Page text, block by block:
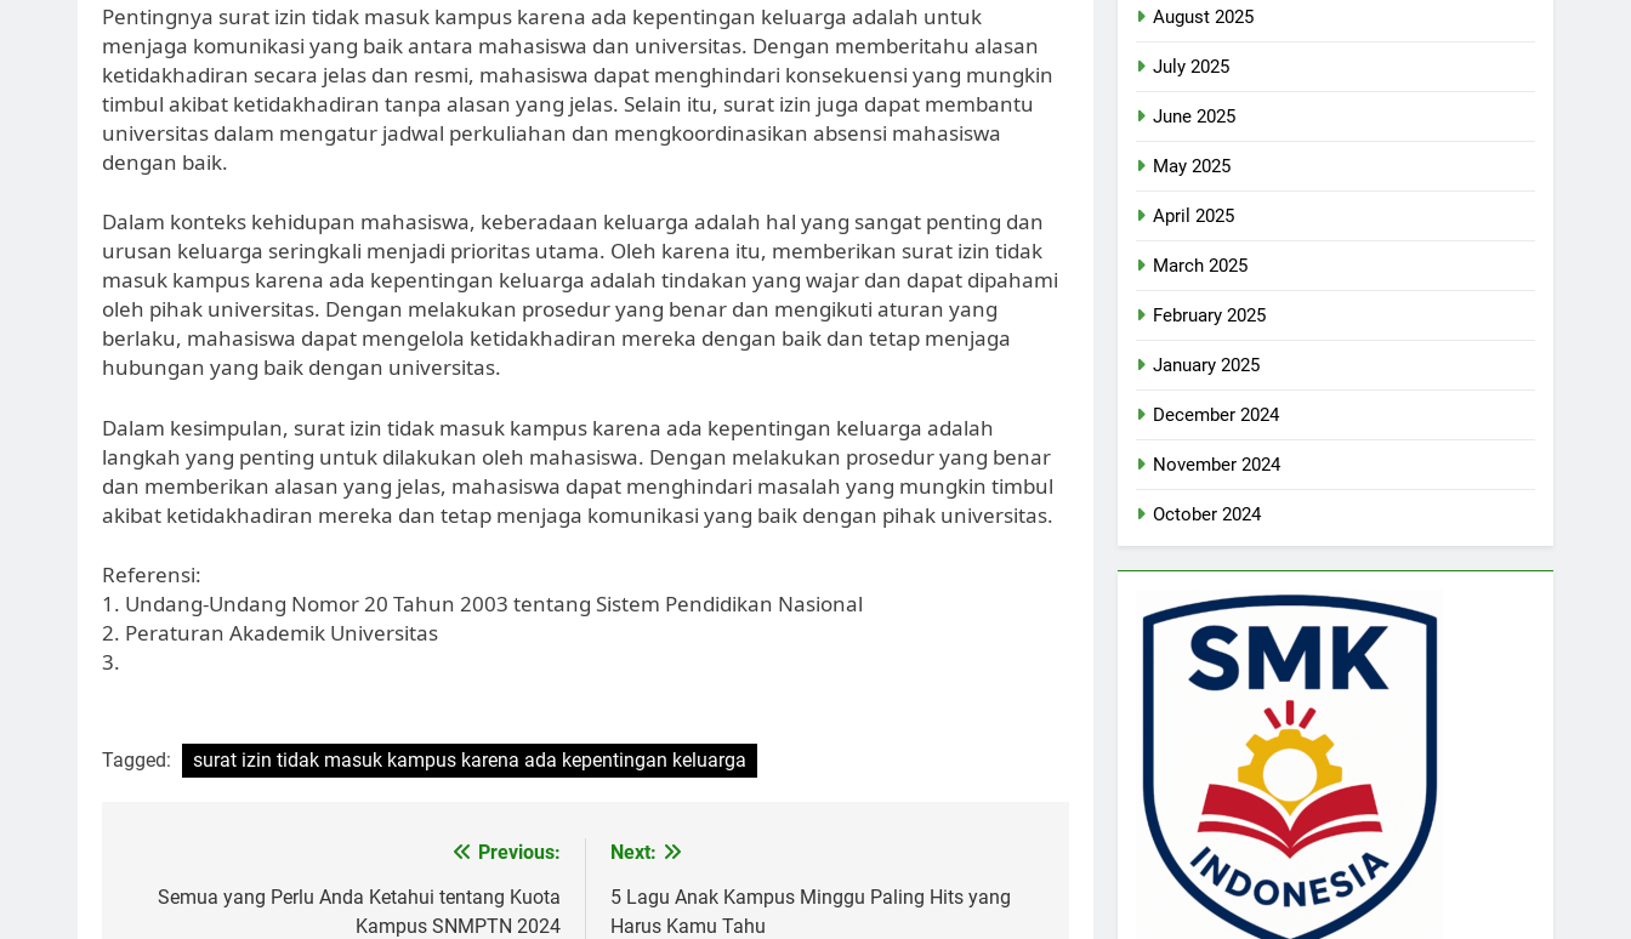
Pentingnya surat izin tidak masuk kampus karena ada kepentingan keluarga adalah untuk
menjaga komunikasi yang baik antara mahasiswa dan universitas. Dengan memberitahu alasan
ketidakhadiran secara jelas dan resmi, mahasiswa dapat menghindari konsekuensi yang mungkin
timbul akibat ketidakhadiran tanpa alasan yang jelas. Selain itu, surat izin juga dapat membantu
universitas dalam mengatur jadwal perkuliahan dan mengkoordinasikan absensi mahasiswa
dengan baik.
Dalam konteks kehidupan mahasiswa, keberadaan keluarga adalah hal yang sangat penting dan
urusan keluarga seringkali menjadi prioritas utama. Oleh karena itu, memberikan surat izin tidak
masuk kampus karena ada kepentingan keluarga adalah tindakan yang wajar dan dapat dipahami
oleh pihak universitas. Dengan melakukan prosedur yang benar dan mengikuti aturan yang
berlaku, mahasiswa dapat mengelola ketidakhadiran mereka dengan baik dan tetap menjaga
hubungan yang baik dengan universitas.
Dalam kesimpulan, surat izin tidak masuk kampus karena ada kepentingan keluarga adalah
langkah yang penting untuk dilakukan oleh mahasiswa. Dengan melakukan prosedur yang benar
dan memberikan alasan yang jelas, mahasiswa dapat menghindari masalah yang mungkin timbul
akibat ketidakhadiran mereka dan tetap menjaga komunikasi yang baik dengan pihak universitas.
Referensi:
1. Undang-Undang Nomor 20 Tahun 2003 tentang Sistem Pendidikan Nasional
2. Peraturan Akademik Universitas
3.
Tagged: surat izin tidak masuk kampus karena ada kepentingan keluarga
navigation
Previous:
Semua yang Perlu Anda Ketahui tentang Kuota
Kampus SNMPTN 2024
Next:
5 Lagu Anak Kampus Minggu Paling Hits yang
Harus Kamu Tahu
August 2025
July 2025
June 2025
May 2025
April 2025
March 2025
February 2025
January 2025
December 2024
November 2024
October 2024